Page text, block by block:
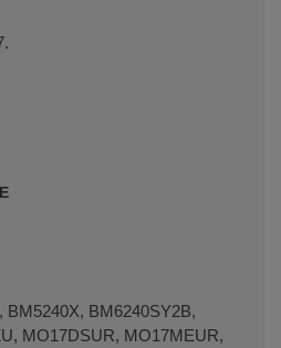
BM5240X, BM6240SY2B,
MO17DSUR, MO17MEUR,